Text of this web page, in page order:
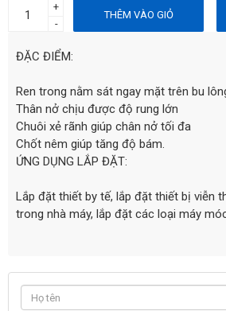
+
-
THÊM VÀO GIỎ
ĐẶC ĐIỂM:
Ren trong nằm sát ngay mặt trên bu
Thân nở chịu được độ rung lớn
Chuôi xẻ rãnh giúp chân nở tối đa
Chốt nêm giúp tăng độ bám.
ỨNG DỤNG LẮP ĐẶT:
Lắp đặt thiết by tế, lắp đặt thiết bị viễn
trong nhà máy, lắp đặt các loại máy